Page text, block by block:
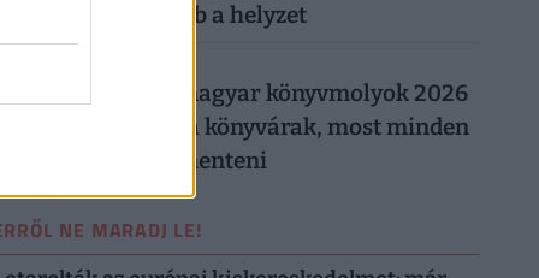
országban rosszabb a helyzet
Így trükköznek a magyar könyvmolyok 2026
nyarán: elszálltak a könyvárak, most minden
forintot meg kell menteni
NE MARADJ LE!